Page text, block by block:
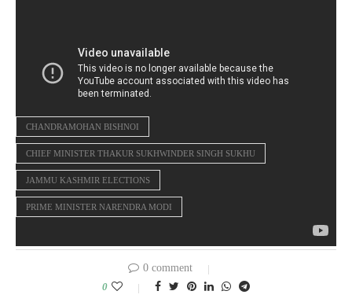
CHANDRAMOHAN BISHNOI
CHIEF MINISTER THAKUR SUKHWINDER SINGH SUKHU
JAMMU KASHMIR ELECTIONS
PRIME MINISTER NARENDRA MODI
0 comment
0